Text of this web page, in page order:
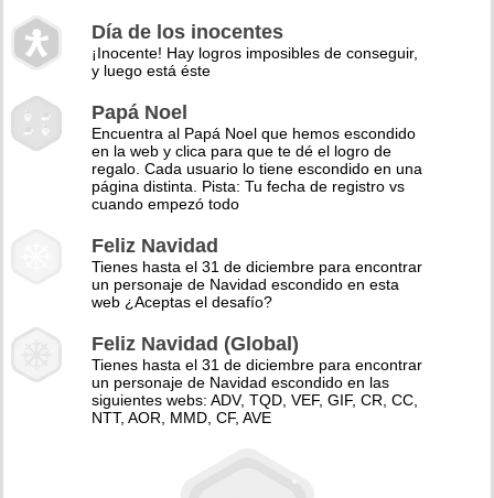
Día de los inocentes
¡Inocente! Hay logros imposibles de conseguir,
y luego está éste
Papá Noel
Encuentra al Papá Noel que hemos escondido
en la web y clica para que te dé el logro de
regalo. Cada usuario lo tiene escondido en una
página distinta. Pista: Tu fecha de registro vs
cuando empezó todo
Feliz Navidad
Tienes hasta el 31 de diciembre para encontrar
un personaje de Navidad escondido en esta
web ¿Aceptas el desafío?
Feliz Navidad (Global)
Tienes hasta el 31 de diciembre para encontrar
un personaje de Navidad escondido en las
siguientes webs: ADV, TQD, VEF, GIF, CR, CC,
NTT, AOR, MMD, CF, AVE